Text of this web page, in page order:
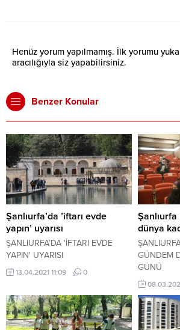
Henüz yorum yapılmamış. İlk yorumu
aracılığıyla siz yapabilirsiniz.
Benzer Konular
Şanlıurfa’da ’iftarı evde
yapın’ uyarısı
ŞANLIURFA’DA 'İFTARI EVDE
YAPIN' UYARISI
13.04.2021 11:09 0
dünya
GÜNDEM
GÜNÜ